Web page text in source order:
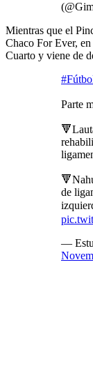
Mientras que el
Chaco For Ever,
Cuarto y viene de
Parte
de
—